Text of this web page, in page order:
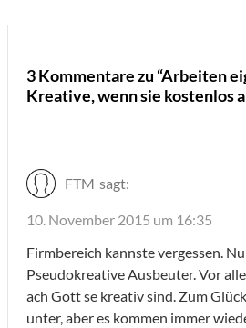
3 Kommentare zu “Arbeiten
Kreative, wenn sie kostenlos
FTM sagt:
10. November 2015 um 16:35
Firmbereich kannste vergessen.
Pseudokreative Ausbeuter. Vor
ach Gott se kreativ sind. Zum
unter, aber es kommen immer